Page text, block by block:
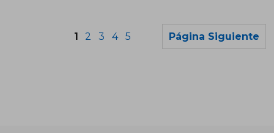
1 2 3 4 5 Página Siguiente